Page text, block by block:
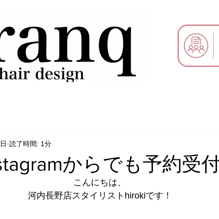
からでも予約受
読了時間: 1分
こんにちは、
河内長野店スタイリストhirokiです！